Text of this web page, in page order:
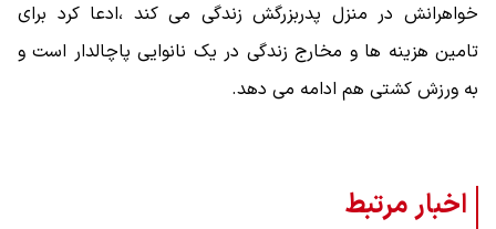
خواهرانش در منزل پدربزرگش زندگی می کند ،ادعا کرد برای
تامین هزینه ها و مخارج زندگی در یک نانوایی پاچالدار است و
به ورزش کشتی هم ادامه می دهد.
اخبار مرتبط